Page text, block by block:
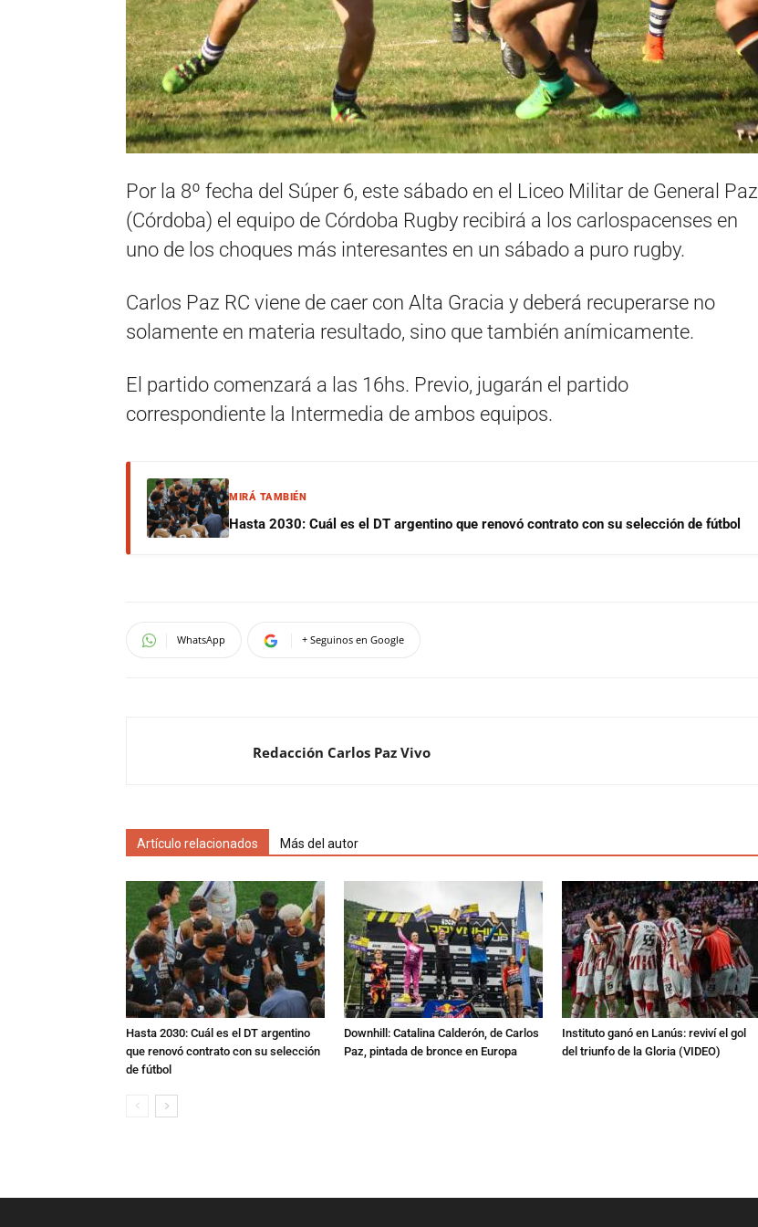
Por la 8º fecha del Súper 6, este sábado en el Liceo Militar de General Paz
(Córdoba) el equipo de Córdoba Rugby recibirá a los carlospacenses en
uno de los choques más interesantes en un sábado a puro rugby.
Carlos Paz RC viene de caer con Alta Gracia y deberá recuperarse no
solamente en materia resultado, sino que también anímicamente.
El partido comenzará a las 16hs. Previo, jugarán el partido
correspondiente la Intermedia de ambos equipos.
MIRÁ TAMBIÉN
Hasta 2030: Cuál es el DT argentino que renovó contrato con su selección de fútbol
WhatsApp + Seguinos en Google
Redacción Carlos Paz Vivo
Artículo relacionados Más del autor
Hasta 2030: Cuál es el DT argentino
que renovó contrato con su selección
de fútbol
Downhill: Catalina Calderón, de Carlos
Paz, pintada de bronce en Europa
Instituto ganó en Lanús: reviví el gol
del triunfo de la Gloria (VIDEO)